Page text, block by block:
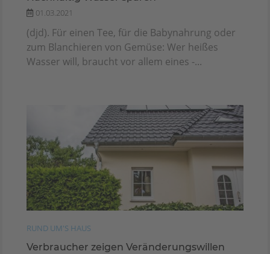
01.03.2021
(djd). Für einen Tee, für die Babynahrung oder
zum Blanchieren von Gemüse: Wer heißes
Wasser will, braucht vor allem eines -...
RUND UM'S HAUS
Verbraucher zeigen Veränderungswillen